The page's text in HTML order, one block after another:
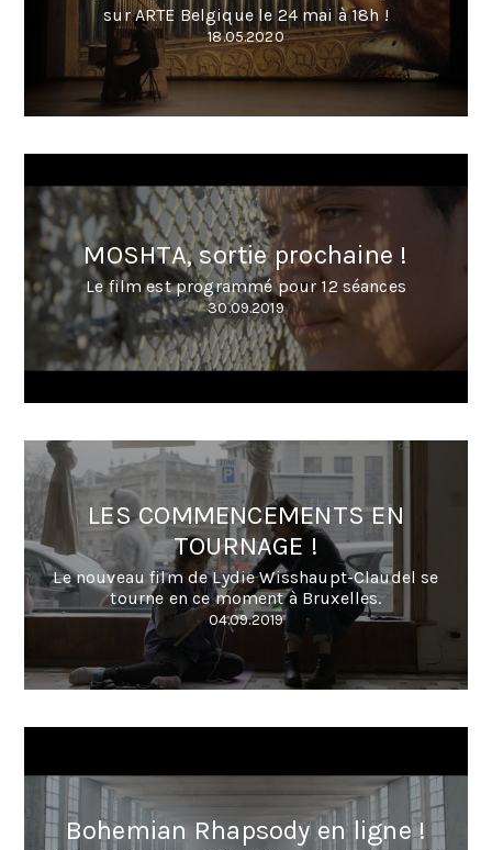
sur ARTE Belgique le 24 mai à 18h !
18.05.2020
MOSHTA, sortie prochaine !
Le film est programmé pour 12 séances
30.09.2019
LES COMMENCEMENTS EN
TOURNAGE !
Le nouveau film de Lydie Wisshaupt-Claudel se
tourne en ce moment à Bruxelles.
04.09.2019
Bohemian Rhapsody en ligne !